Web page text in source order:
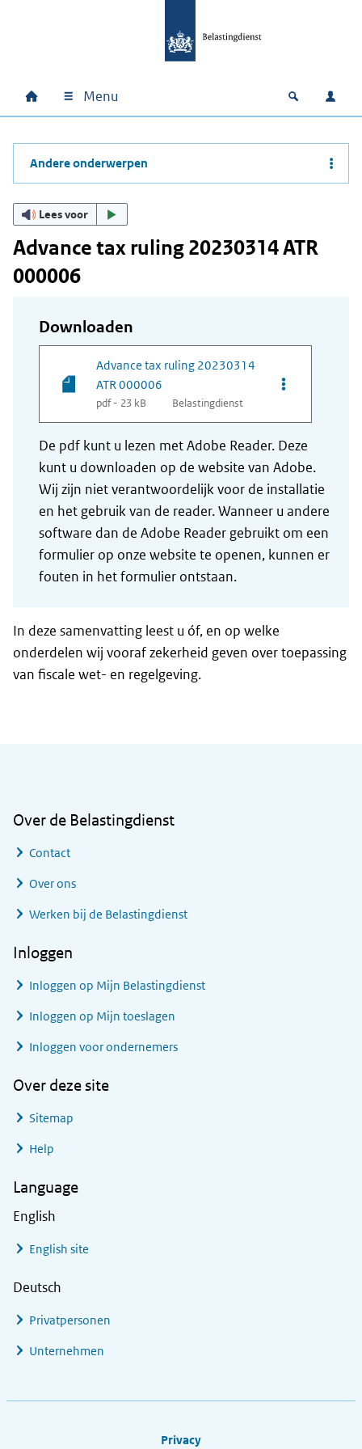
Hoofdnavigatie
Home Menu Open
Andere onderwerpen
Lees voor
Advance tax ruling 20230314 ATR
000006
Downloaden
Advance tax ruling 20230314
ATR 000006
pdf - 23 kB Belastingdienst
Opties van
De pdf kunt u lezen met Adobe Reader. Deze
kunt u downloaden op de website van Adobe.
Wij zijn niet verantwoordelijk voor de installatie
en het gebruik van de reader. Wanneer u andere
software dan de Adobe Reader gebruikt om een
formulier op onze website te openen, kunnen er
fouten in het formulier ontstaan.
In deze samenvatting leest u óf, en op welke
onderdelen wij vooraf zekerheid geven over toepassing
van fiscale wet- en regelgeving.
Over de Belastingdienst
Contact
Over ons
Werken bij de Belastingdienst
Inloggen
Inloggen op Mijn Belastingdienst
Inloggen op Mijn toeslagen
Inloggen voor ondernemers
Over deze site
Sitemap
Help
Language
English
English site
Deutsch
Privatpersonen
Unternehmen
Privacy